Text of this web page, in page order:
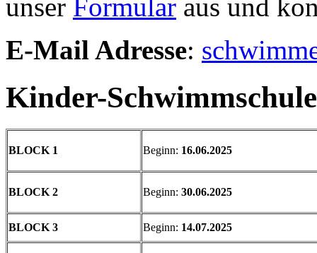
unser Formular aus und
E-Mail Adresse:
Kinder-
BLOCK 1 Beginn: 16.06.2025
BLOCK 2 Beginn: 30.06.2025
BLOCK 3 Beginn: 14.07.2025